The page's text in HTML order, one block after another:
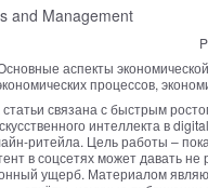
and Management
аспекты
процессов,
связана с быстрым
интеллекта в
ритейла. Цель работы –
в соцсетях может давать не
ущерб. Материалом